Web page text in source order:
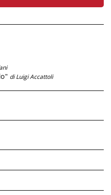
di Luigi Accattoli